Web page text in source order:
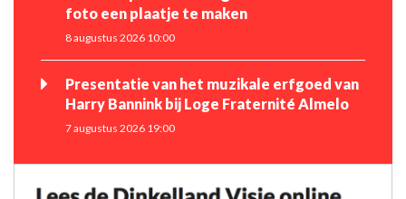
foto een plaatje te maken
8 augustus 2026 10:00
Presentatie van het muzikale erfgoed van
Harry Bannink bij Loge Fraternité Almelo
7 augustus 2026 19:00